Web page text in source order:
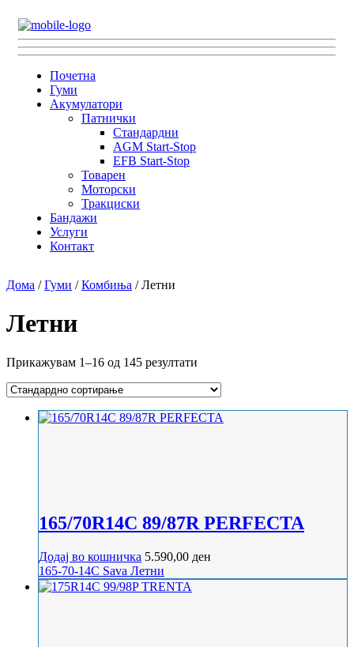
Почетна
Гуми
Акумулатори
Патнички
Стандардни
AGM Start-Stop
EFB Start-Stop
Товарен
Моторски
Тракциски
Бандажи
Услуги
Контакт
Дома /Гуми /Комбиња / Летни
Летни
Прикажувам 1–16 од 145 резултати
165/70R14C 89/87R PERFECTA
Додај во кошничка 5.590,00 ден
165-70-14C Sava Летни